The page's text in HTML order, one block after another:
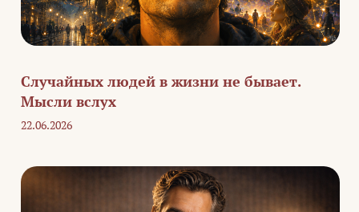
Случайных людей в жизни не бывает.
Мысли вслух
22.06.2026